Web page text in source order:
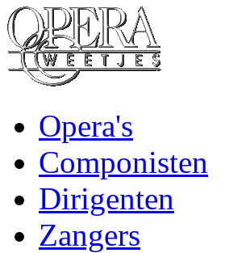
Opera's
Componisten
Dirigenten
Zangers